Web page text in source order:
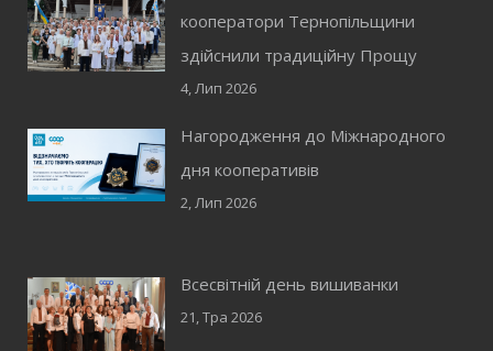
кооператори Тернопільщини
здійснили традиційну Прощу
4, Лип 2026
Нагородження до Міжнародного
дня кооперативів
2, Лип 2026
Всесвітній день вишиванки
21, Тра 2026